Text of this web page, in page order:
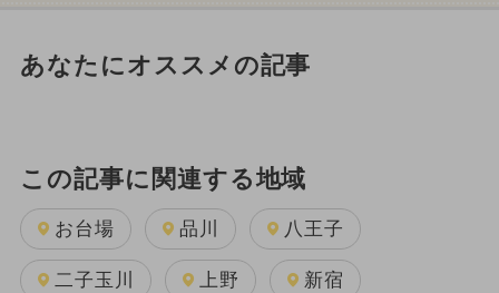
あなたにオススメの記事
この記事に関連する地域
お台場 品川 八王子
二子玉川 上野 新宿